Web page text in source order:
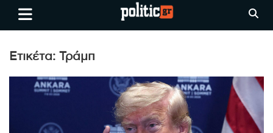
Skip
Ειδήσεις απο τη
Θεσσαλονίκη, την Ελλάδα και
όλο τον Κόσμο
politic.gr
Ετικέτα: Τράμπ